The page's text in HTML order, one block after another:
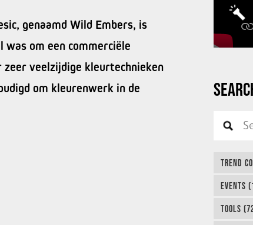
genaamd Wild Embers, is
om een commerciële
veelzijdige kleurtechnieken
om kleurenwerk in de
TREND
EVENTS
TOOLS